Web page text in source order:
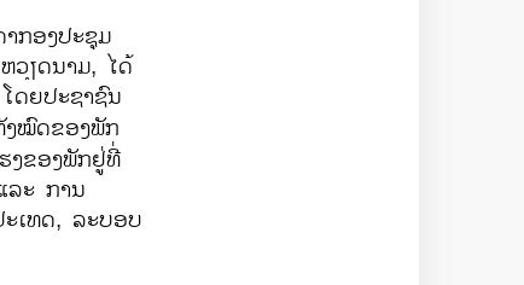
ກອງປະຊຸມ
ວຽດນາມ, ໄດ້
ດຍ​ປະຊາຊົນ
ງໝົດ​ຂອງ​ພັກ​
ງຂອງພັກຢູ່ທີ່
ລະ ການ​
ະ​ເທດ, ລະບອບ​